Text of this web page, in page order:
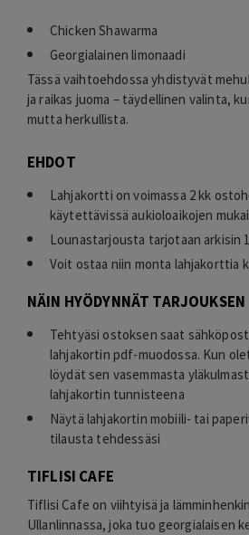
Chicken Shawarma
Georgialainen limonaadi
Tässä vaihtoehdossa yhdistyvät
ja raikas juoma – täydellinen valinta,
mutta herkullista.
EHDOT
Lahjakortti on voimassa 2 kk
käytettävissä aukioloaikojen
Lounastarjousta tarjotaan arkisin
Voit ostaa niin monta lahjakorttia
NÄIN HYÖDYNNÄT TARJOUKSEN
Tehtyäsi ostoksen saat
lahjakortin pdf-muodossa. Kun
löydät sen vasemmasta
lahjakortin tunnisteena
Näytä lahjakortin mobiili- tai
tilausta tehdessäsi
TIFLISI CAFE
Tiflisi Cafe on viihtyisä ja
Ullanlinnassa, joka tuo georgialaisen